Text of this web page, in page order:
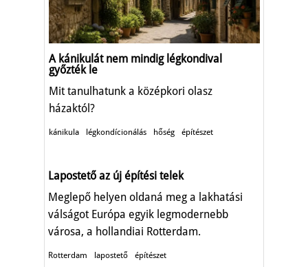
A kánikulát nem mindig légkondival
győzték le
Mit tanulhatunk a középkori olasz
házaktól?
kánikula légkondícionálás hőség építészet
Lapostető az új építési telek
Meglepő helyen oldaná meg a lakhatási
válságot Európa egyik legmodernebb
városa, a hollandiai Rotterdam.
Rotterdam lapostető építészet